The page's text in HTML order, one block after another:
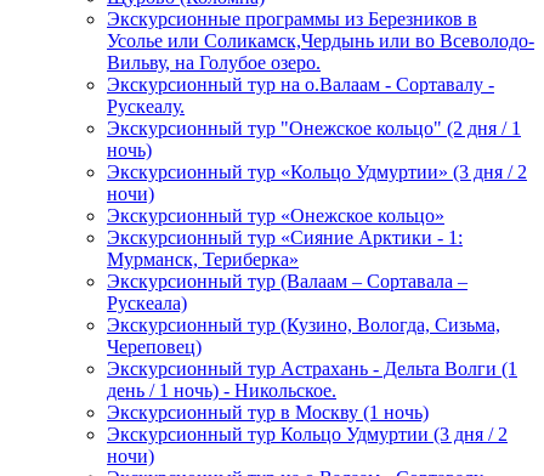
Экскурсионные программы из Березников в
Усолье или Соликамск,Чердынь или во Всеволодо-
Вильву, на Голубое озеро.
Экскурсионный тур на о.Валаам - Сортавалу -
Рускеалу.
Экскурсионный тур "Онежское кольцо" (2 дня / 1
ночь)
Экскурсионный тур «Кольцо Удмуртии» (3 дня / 2
ночи)
Экскурсионный тур «Онежское кольцо»
Экскурсионный тур «Сияние Арктики - 1:
Мурманск, Териберка»
Экскурсионный тур (Валаам – Сортавала –
Рускеала)
Экскурсионный тур (Кузино, Вологда, Сизьма,
Череповец)
Экскурсионный тур Астрахань - Дельта Волги (1
день / 1 ночь) - Никольское.
Экскурсионный тур в Москву (1 ночь)
Экскурсионный тур Кольцо Удмуртии (3 дня / 2
ночи)